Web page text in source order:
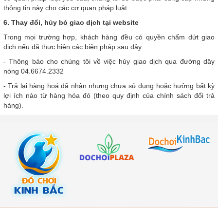
thông tin này cho các cơ quan pháp luật.
6. Thay đổi, hủy bỏ giao dịch tại website
Trong mọi trường hợp, khách hàng đều có quyền chấm dứt giao
dịch nếu đã thực hiện các biện pháp sau đây:
- Thông báo cho chúng tôi về việc hủy giao dịch qua đường dây
nóng 04.6674.2332
- Trả lại hàng hoá đã nhận nhưng chưa sử dụng hoặc hưởng bất kỳ
lợi ích nào từ hàng hóa đó (theo quy định của chính sách đổi trả
hàng).